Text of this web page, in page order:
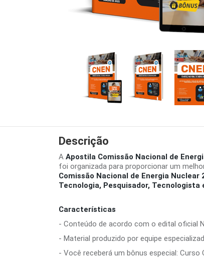
Descrição
A Apostila Comissão Nacional de
foi organizada para proporcionar um
Comissão Nacional de Energia Nuclear
Tecnologia, Pesquisador, Tecnologista
Características
- Conteúdo de acordo com o edital oficial
- Material produzido por equipe
- Você receberá um bônus especial: